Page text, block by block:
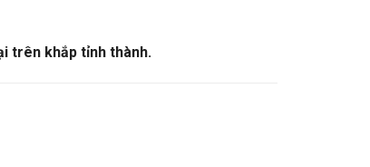
trên khắp tỉnh thành.